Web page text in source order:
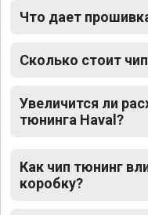
Что дает
Сколько стоит
Увеличится ли
тюнинга Haval?
Как чип тюнинг
коробку?